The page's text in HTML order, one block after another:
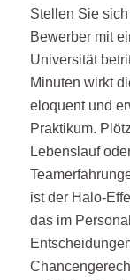
Stellen Sie
Bewerber mit
Universität
Minuten wirkt
eloquent und
Praktikum.
Lebenslauf
ist der Halo-
das im